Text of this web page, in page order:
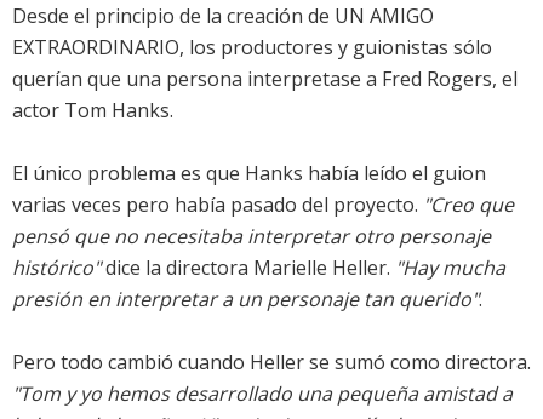
Desde el principio de la creación de UN AMIGO
EXTRAORDINARIO, los productores y guionistas sólo
querían que una persona interpretase a Fred Rogers, el
actor Tom Hanks.
El único problema es que Hanks había leído el guion
varias veces pero había pasado del proyecto. "Creo que
pensó que no necesitaba interpretar otro personaje
histórico"dice la directora Marielle Heller. "Hay mucha
presión en interpretar a un personaje tan querido".
Pero todo cambió cuando Heller se sumó como directora.
"Tom y yo hemos desarrollado una pequeña amistad a